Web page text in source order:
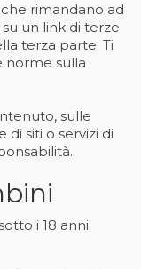
rimandano ad
un link di terze
terza parte. Ti
norme sulla
sulle
siti o servizi di
i 18 anni